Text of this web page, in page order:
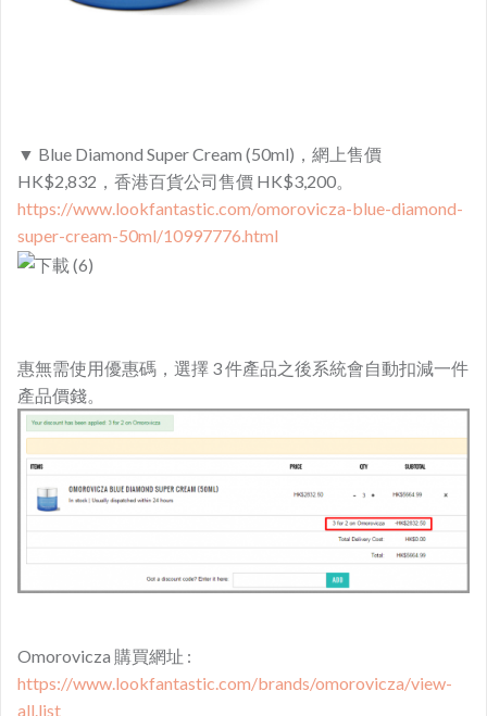
▼ Blue Diamond Super Cream (50ml)，網上售價
HK$2,832，香港百貨公司售價 HK$3,200。
https://www.lookfantastic.com/omorovicza-blue-diamond-
super-cream-50ml/10997776.html​
惠無需使用優惠碼，選擇 3 件產品之後系統會自動扣減一件
產品價錢。
Omorovicza 購買網址 :
https://www.lookfantastic.com/brands/omorovicza/view-
all.list